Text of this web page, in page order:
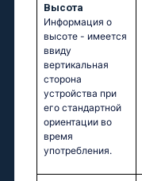
Высота
Информация о
высоте - имеется
ввиду
вертикальная
сторона
устройства при
его стандартной
ориентации во
время
употребления.